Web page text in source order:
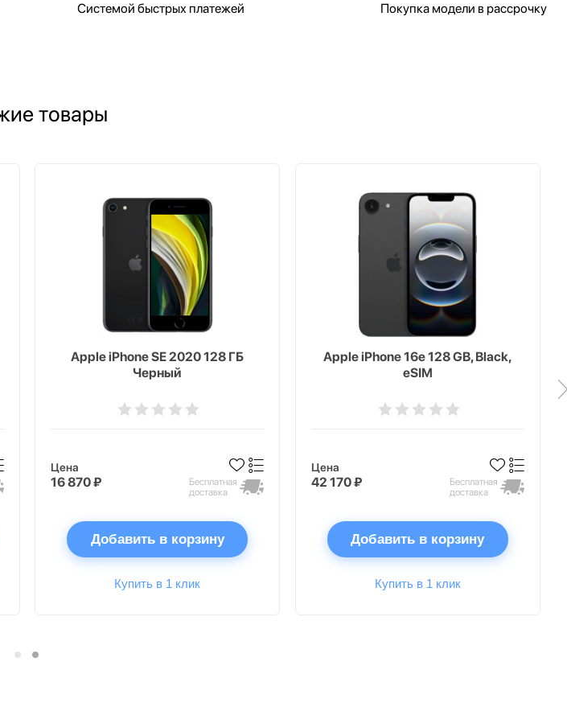
Системой быстрых платежей Покупка модели в рассрочку
товары
Apple iPhone SE 2020 128 ГБ
Черный
Цена
16 870 ₽
Бесплатная
доставка
Добавить в корзину
Купить в 1 клик
Apple iPhone 16e 128 GB, Black,
eSIM
Цена
42 170 ₽
Бесплатная
доставка
Добавить в корзину
Купить в 1 клик